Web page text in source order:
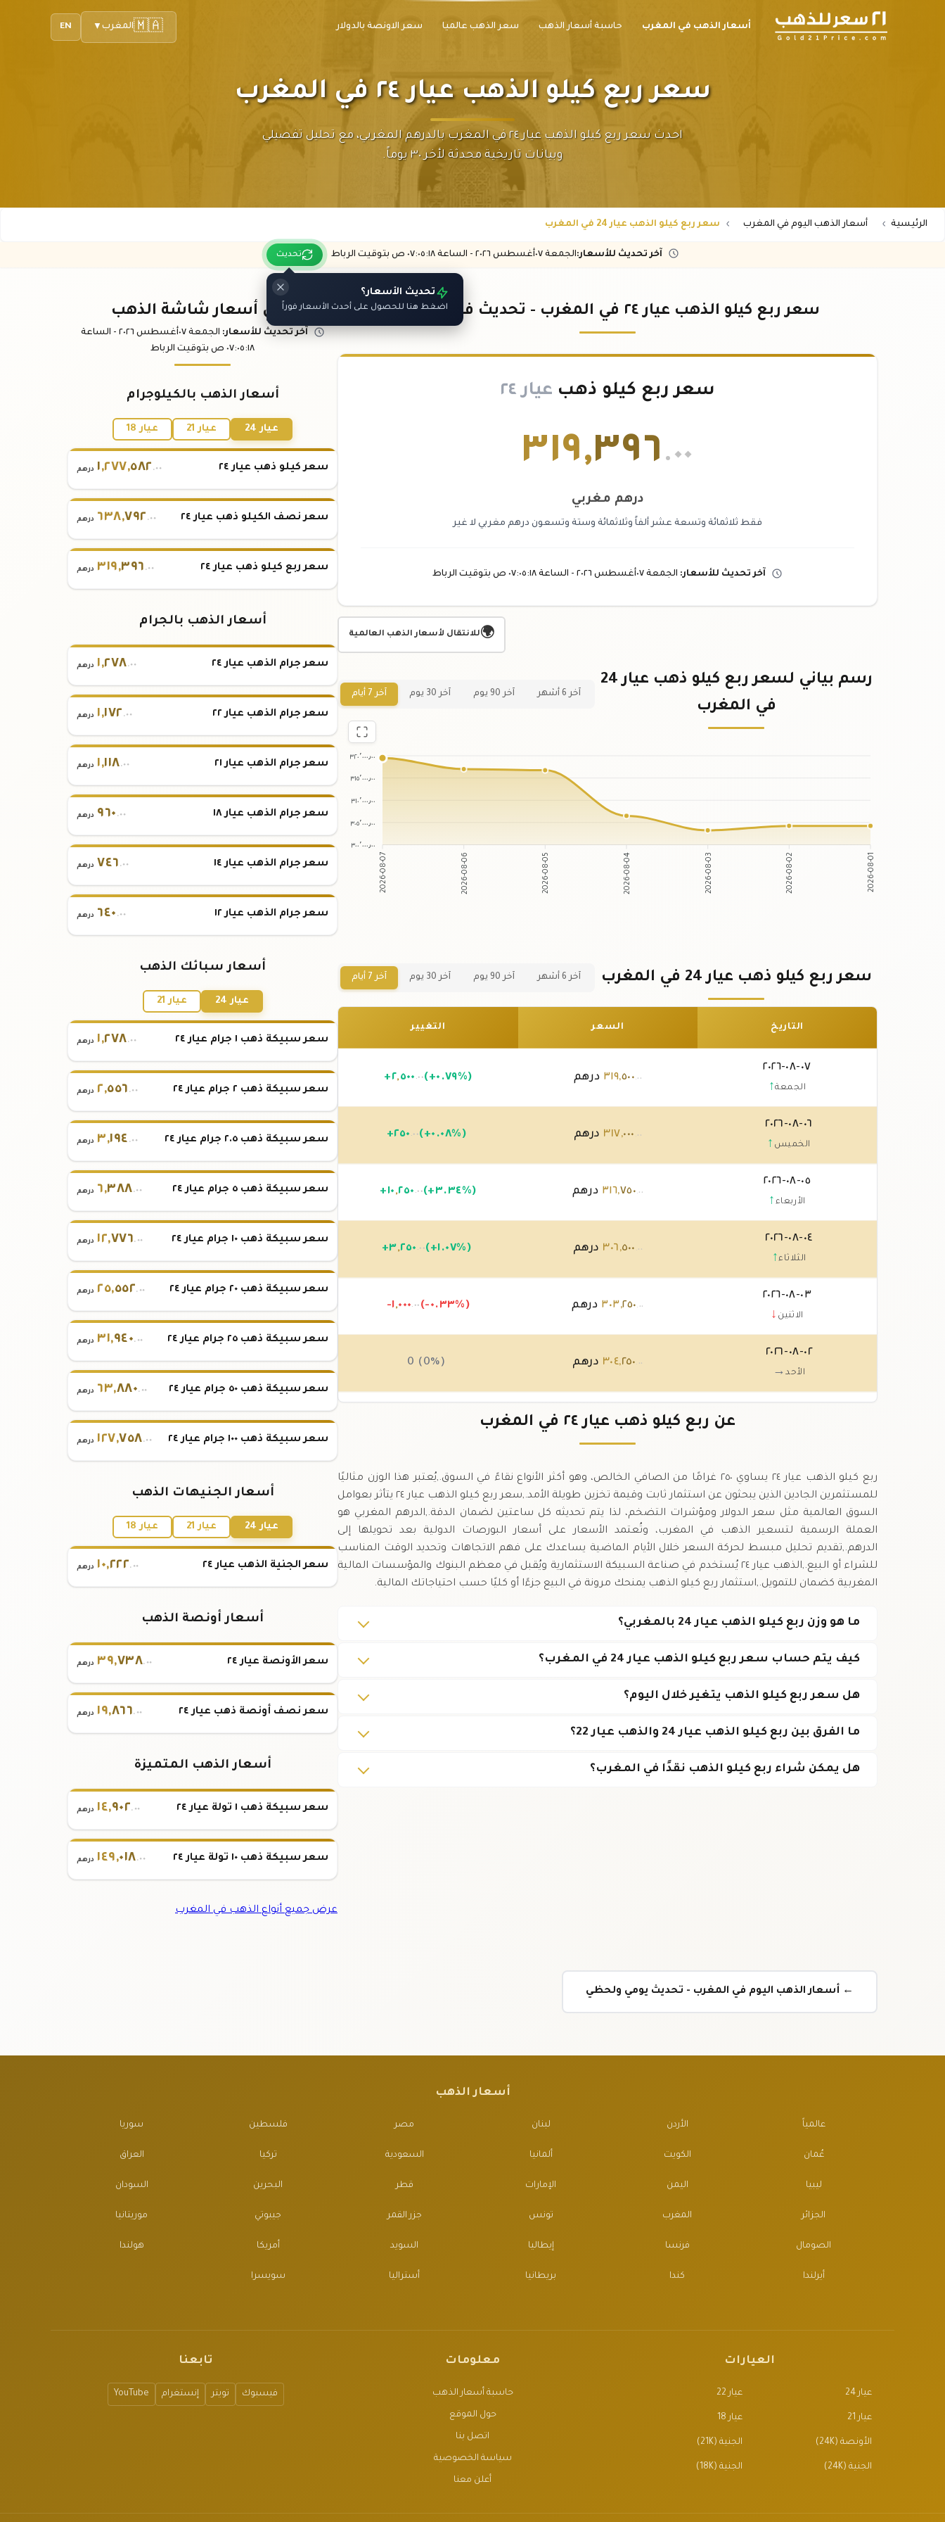
أسعار الذهب في المغرب حاسبة أسعار الذهب سعر الذهب عالميا سعر الاونصة بالدولار EN 🇲🇦المغرب ▼
سعر ربع كيلو الذهب عيار ٢٤ في المغرب
احدث سعر ربع كيلو الذهب عيار ٢٤ في المغرب بالدرهم المغربي، مع تحليل تفصيلي
وبيانات تاريخية محدثة لأخر ٣٠ يوماً.
الرئيسية أسعار الذهب اليوم في المغرب سعر ربع كيلو الذهب عيار 24 في المغرب
آخر تحديث للأسعار:الجمعة ٠٧ أغسطس ٢٠٢٦ - الساعة ٠٧:٠٥:١٨ ص بتوقيت الرباط تحديث
تحديث الأسعار؟
اضغط هنا للحصول على أحدث الأسعار فوراً سعر ربع كيلو الذهب عيار ٢٤ في المغرب - تحديث فوري اليوم
سعر ربع كيلو ذهب عيار ٢٤
٣١٩,٣٩٦ .٠٠
درهم مغربي
فقط ثلاثمائة وتسعة عشر ألفاً وثلاثمائة وستة وتسعون درهم مغربي لا غير
آخر تحديث للأسعار: الجمعة ٠٧ أغسطس ٢٠٢٦ - الساعة :١٨ ص بتوقيت الرباط
🌍للانتقال لأسعار الذهب العالمية
رسم بياني لسعر ربع كيلو ذهب عيار 24
في المغرب
آخر 6 أشهر آخر 90 يوم آخر 30 يوم آخر 7 أيام
٣٢٠٬٠٠٠٫٠٠
٣١٥٬٠٠٠٫٠٠
٣١٠٬٠٠٠٫٠٠
٣٠٥٬٠٠٠٫٠٠
٣٠٠٬٠٠٠٫٠٠
2026-08-07 2026-08-06 2026-08-05 2026-08-04 2026-08-03 2026-08-02 2026-08-01
سعر ربع كيلو ذهب عيار 24 في المغرب آخر 6 أشهر آخر 90 يوم آخر 30 يوم آخر 7 أيام
التاريخ السعر التغيير
٠٧-٠٨-٢٠٢٦
الجمعة↑
٣١٩,٥٠٠.٠٠ درهم +٢,٥٠٠ .٠٠ (+٠.٧٩%)
٠٦-٠٨-٢٠٢٦
الخميس ↑
٣١٧,٠٠٠ .٠٠ درهم +٢٥٠ .٠٠ (+٠.٠٨%)
٠٥-٠٨-٢٠٢٦
الأربعاء ↑
٣١٦,٧٥٠.٠٠ درهم +١٠,٢٥٠ .٠٠ (+٣.٣٤%)
٠٤-٠٨-٢٠٢٦
الثلاثاء↑
٣٠٦,٥٠٠ .٠٠ درهم +٣,٢٥٠ .٠٠ (+١.٠٧%)
٠٣-٠٨-٢٠٢٦
الاثنين ↓
٣٠٣,٢٥٠.٠٠ درهم -١,٠٠٠ .٠٠ (-٠.٣٣%)
٠٢-٠٨-٢٠٢٦
الأحد→
٣٠٤,٢٥٠.٠٠ درهم 0 (0%)
٣٠٤ ٢٥٠.٠٠ درهم
عن ربع كيلو ذهب عيار ٢٤ في المغرب
ربع كيلو الذهب عيار ٢٤ يساوي ٢٥٠ غرامًا من الصافي الخالص، وهو أكثر الأنواع نقاءً في السوق.,يُعتبر هذا الوزن مثاليًا
للمستثمرين الجادين الذين يبحثون عن استثمار ثابت وقيمة تخزين طويلة الأمد.,سعر ربع كيلو الذهب عيار ٢٤ يتأثر بعوامل
السوق العالمية مثل سعر الدولار ومؤشرات التضخم، لذا يتم تحديثه كل ساعتين لضمان الدقة.,الدرهم المغربي هو
العملة الرسمية لتسعير الذهب في المغرب، وتُعتمد الأسعار على أسعار البورصات الدولية بعد تحويلها إلى
الدرهم.,تقديم تحليل مبسط لحركة السعر خلال الأيام الماضية يساعدك على فهم الاتجاهات وتحديد الوقت المناسب
للشراء أو البيع.,الذهب عيار ٢٤ يُستخدم في صناعة السبيكة الاستثمارية ويُقبل في معظم البنوك والمؤسسات المالية
المغربية كضمان للتمويل.,استثمار ربع كيلو الذهب يمنحك مرونة في البيع جزءًا أو كليًا حسب احتياجاتك المالية.
ما هو وزن ربع كيلو الذهب عيار 24 بالمغربي؟
كيف يتم حساب سعر ربع كيلو الذهب عيار 24 في المغرب؟
هل سعر ربع كيلو الذهب يتغير خلال اليوم؟
ما الفرق بين ربع كيلو الذهب عيار 24 والذهب عيار 22؟
هل يمكن شراء ربع كيلو الذهب نقدًا في المغرب؟
باقي أسعار شاشة الذهب
آخر تحديث للأسعار: الجمعة ٠٧ أغسطس ٢٠٢٦ -
الساعة
٠٧:٠٥:١٨ ص بتوقيت الرباط
أسعار الذهب بالكيلوجرام
عيار 24 عيار 21 عيار 18
سعر كيلو ذهب عيار ٢٤ ١,٢٧٧,٥٨٢ .٠٠ درهم
سعر نصف الكيلو ذهب عيار ٢٤ ٦٣٨,٧٩٢ .٠٠ درهم
سعر ربع كيلو ذهب عيار ٢٤ ٣١٩,٣٩٦ .٠٠ درهم
أسعار الذهب بالجرام
سعر جرام الذهب عيار ٢٤ ١,٢٧٨.٠٠ درهم
سعر جرام الذهب عيار ٢٢ ١,١٧٢ .٠٠ درهم
سعر جرام الذهب عيار ٢١ ١,١١٨.٠٠ درهم
سعر جرام الذهب عيار ١٨ ٩٦٠ .٠٠ درهم
سعر جرام الذهب عيار ١٤ ٧٤٦ .٠٠ درهم
سعر جرام الذهب عيار ١٢ ٦٤٠ .٠٠ درهم
أسعار سبائك الذهب
عيار 24 عيار 21
سعر سبيكة ذهب ١ جرام عيار ٢٤ ١,٢٧٨.٠٠ درهم
سعر سبيكة ذهب ٢ جرام عيار ٢٤ ٢,٥٥٦ .٠٠ درهم
سعر سبيكة ذهب ٢.٥ جرام عيار ٢٤ ٣,١٩٤ .٠٠ درهم
سعر سبيكة ذهب ٥ جرام عيار ٢٤ ٦,٣٨٨.٠٠ درهم
سعر سبيكة ذهب ١٠ جرام عيار ٢٤ ١٢,٧٧٦.٠٠ درهم
سعر سبيكة ذهب ٢٠ جرام عيار ٢٤ ٢٥,٥٥٢.٠٠ درهم
سعر سبيكة ذهب ٢٥ جرام عيار ٢٤ ٣١,٩٤٠.٠٠ درهم
سعر سبيكة ذهب ٥٠ جرام عيار ٢٤ ٦٣,٨٨٠.٠٠ درهم
سعر سبيكة ذهب ١٠٠ جرام عيار ٢٤ ١٢٧,٧٥٨.٠٠ درهم
أسعار الجنيهات الذهب
عيار 24 عيار 21 عيار 18
سعر الجنية الذهب عيار ٢٤ ١٠,٢٢٢.٠٠ درهم
أسعار أونصة الذهب
سعر الأونصة عيار ٢٤ ٣٩,٧٣٨.٠٠ درهم
سعر نصف أونصة ذهب عيار ٢٤ ١٩,٨٦٦.٠٠ درهم
أسعار الذهب المتميزة
سعر سبيكة ذهب ١ تولة عيار ٢٤ ١٤,٩٠٢.٠٠ درهم
سعر سبيكة ذهب ١٠ تولة عيار ٢٤ ١٤٩,٠١٨.٠٠ درهم
عرض جميع أنواع الذهب في المغرب
← أسعار الذهب اليوم في المغرب - تحديث يومي ولحظي
أسعار الذهب
عالمياً الأردن لبنان مصر فلسطين سوريا
عُمان الكويت ألمانيا السعودية تركيا العراق
ليبيا اليمن الإمارات قطر البحرين السودان
الجزائر المغرب تونس جزر القمر جيبوتي موريتانيا
الصومال فرنسا إيطاليا السويد أمريكا هولندا
أيرلندا كندا بريطانيا أستراليا سويسرا
العيارات
عيار 24 عيار 22
عيار 21 عيار 18
الأونصة (24K) الجنية (21K)
الجنية (24K) الجنية (18K)
معلومات
حاسبة أسعار الذهب
حول الموقع
اتصل بنا
سياسة الخصوصية
أعلن معنا
تابعنا
فيسبوك تويتر إنستغرام YouTube